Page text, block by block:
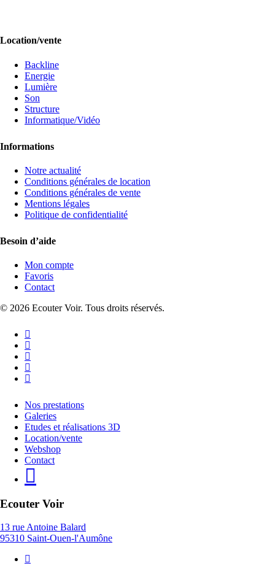
Location/vente
Backline
Energie
Lumière
Son
Structure
Informatique/Vidéo
Informations
Notre actualité
Conditions générales de location
Conditions générales de vente
Mentions légales
Politique de confidentialité
Besoin d’aide
Mon compte
Favoris
Contact
© 2026 Ecouter Voir. Tous droits réservés.
facebook
linkedin
instagram
phone
email
Close
Menu
Nos prestations
Galeries
Etudes et réalisations 3D
Location/vente
Webshop
Contact
Ecouter Voir
13 rue Antoine Balard
95310 Saint-Ouen-l'Aumône